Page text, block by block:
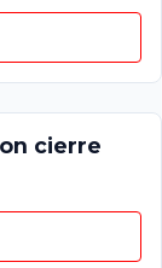
cierre